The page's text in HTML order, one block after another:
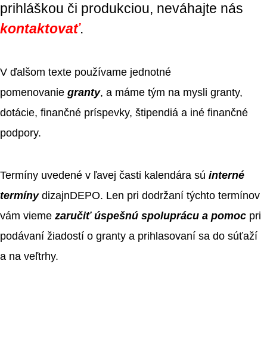
prihláškou či produkciou, neváhajte nás
kontaktovať.
V ďalšom texte používame jednotné
pomenovanie granty, a máme tým na mysli granty,
dotácie, finančné príspevky, štipendiá a iné finančné
podpory.
Termíny uvedené v ľavej časti kalendára sú interné
termínydizajnDEPO. Len pri dodržaní týchto termínov
vám vieme zaručiť úspešnú spoluprácu a pomoc pri
podávaní žiadostí o granty a prihlasovaní sa do súťaží
a na veľtrhy.